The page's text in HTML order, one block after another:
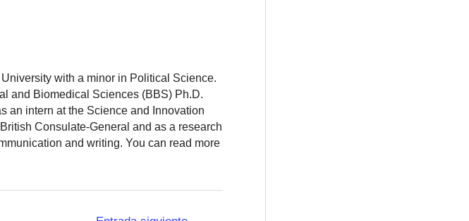
with a minor in Political Science.
and Biomedical Sciences (BBS) Ph.D.
an intern at the Science and Innovation
Consulate-General and as a research
and writing. You can read more